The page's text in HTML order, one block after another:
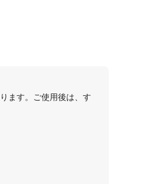
ます。ご使用後は、す